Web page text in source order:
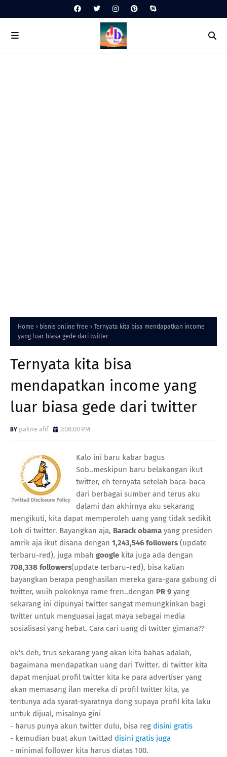
Home bisnis online free
Ternyata kita bisa mendapatkan income
yang luar biasa gede dari twitter
Ternyata kita bisa
mendapatkan income yang
luar biasa gede dari twitter
pakne afif 3:08:00 PM
Kalo ini baru kabar bagus
Sob..meskipun baru belakangan ikut
twitter, eh ternyata setelah baca-baca
dari berbagai sumber and terus aku
dalami dan akhirnya aku sekarang
mengikuti, kita dapat memperoleh uang yang tidak sedikit
Loh di twitter. Bayangkan aja, Barack obama yang presiden
amrik aja ikut disana dengan 1,243,546 followers (update
terbaru-red), juga mbah google kita juga ada dengan
708,338 followers(update terbaru-red), bisa kalian
bayangkan berapa penghasilan mereka gara-gara gabung di
twitter, wuih pokoknya rame fren..dengan PR 9 yang
sekarang ini dipunyai twitter sangat memungkinkan bagi
twitter untuk menguasai jagat maya sebagai media
sosialisasi yang hebat. Cara cari uang di twitter gimana??
ok's deh, trus sekarang yang akan kita bahas adalah,
bagaimana mendapatkan uang dari Twitter. di twitter kita
dapat menjual profil twitter kita ke para advertiser yang
akan memasang ilan mereka di profil twitter kita, ya
tentunya ada syarat-syaratnya dong supaya profil kita laku
untuk dijual, misalnya gini
- harus punya akun twitter dulu, bisa reg disini gratis
- kemudian buat akun twittad disini gratis juga
- minimal follower kita harus diatas 100.